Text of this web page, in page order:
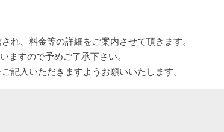
れ、料金等の詳細をご案内させて頂きます。
ますので予めご了承下さい。
記入いただきますようお願いいたします。